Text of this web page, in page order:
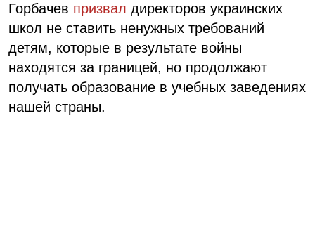
Горбачев призвал директоров украинских
школ не ставить ненужных требований
детям, которые в результате войны
находятся за границей, но продолжают
получать образование в учебных заведениях
нашей страны.